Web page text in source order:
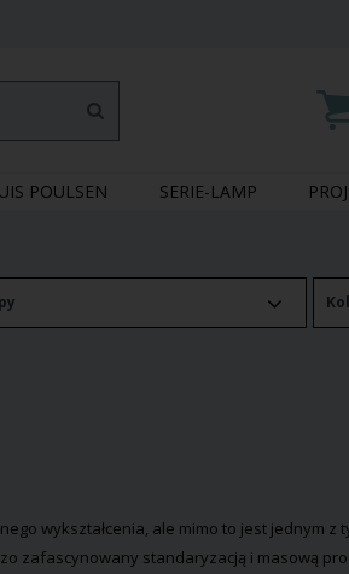
POULSEN SERIE-LAMP
wykształcenia, ale mimo to jest jednym z
zafascynowany standaryzacją i masową